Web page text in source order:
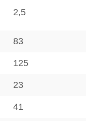
2,5
83
125
23
41